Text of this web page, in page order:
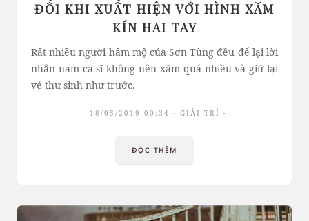
ĐỐI KHI XUẤT HIỆN VỚI HÌNH XĂM
KÍN HAI TAY
Rất nhiều người hâm mộ của Sơn Tùng đều để lại lời
nhắn nam ca sĩ không nên xăm quá nhiều và giữ lại
vẻ thư sinh như trước.
18/05/2019 00:34 GIẢI TRÍ
ĐỌC THÊM